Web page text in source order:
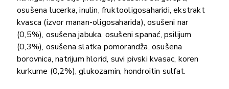
osušena lucerka, inulin, fruktooligosaharidi, ekstrakt
kvasca (izvor manan-oligosaharida), osušeni nar
(0,5%), osušena jabuka, osušeni spanać, psilijum
(0,3%), osušena slatka pomorandža, osušena
borovnica, natrijum hlorid, suvi pivski kvasac, koren
kurkume (0,2%), glukozamin, hondroitin sulfat.